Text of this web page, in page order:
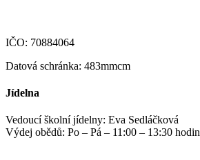
IČO: 70884064
Datová schránka: 483mmcm
Jídelna
Vedoucí školní jídelny: Eva Sedláčková
Výdej obědů: Po – Pá – 11:00 – 13:30 hodin